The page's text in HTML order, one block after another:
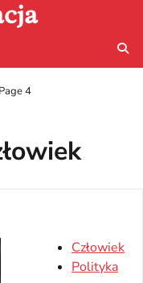
Page 4
Człowiek
Polityka